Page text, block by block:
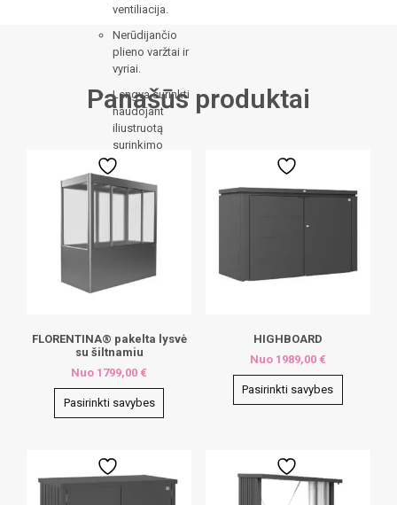
ventiliacija.
Nerūdijančio
plieno varžtai ir
vyriai.
Lengva surinkti
naudojant
iliustruotą
surinkimo
vadovą.
Panašūs produktai
FLORENTINA® pakelta lysvė
su šiltnamiu
Nuo 1799,00 €
Pasirinkti savybes
variants.
HIGHBOARD
Nuo 1989,00 €
Pasirinkti savybes
variants.